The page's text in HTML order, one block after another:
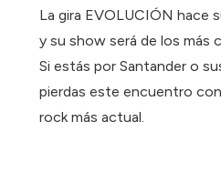
La gira EVOLUCIÓN hace
y su show será de los más
Si estás por Santander o
pierdas este encuentro
rock más actual.